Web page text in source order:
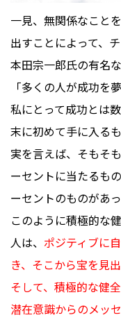
一見、無関係なこと
出すことによって、
本田宗一郎氏の有名
「多くの人が成功を
私にとって成功とは
末に初めて手に入るも
実を言えば、そもそ
ーセントに当たるも
ーセントのものがあ
このように積極的な
人は、 ポジティブに
き、そこから宝を見
そして、積極的な健
潜在意識からのメッ